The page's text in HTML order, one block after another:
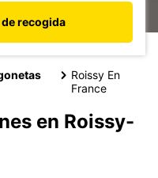
recogida
Roissy En
France
en Roissy-